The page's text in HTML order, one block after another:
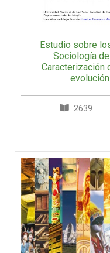
Estudio sobre
Sociología
Caracterización
2639